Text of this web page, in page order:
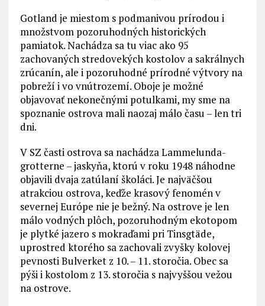
Gotland je miestom s podmanivou prírodou i
množstvom pozoruhodných historických
pamiatok. Nachádza sa tu viac ako 95
zachovaných stredovekých kostolov a sakrálnych
zrúcanín, ale i pozoruhodné prírodné výtvory na
pobreží i vo vnútrozemí. Oboje je možné
objavovať nekonečnými potulkami, my sme na
spoznanie ostrova mali naozaj málo času – len tri
dni.
V SZ časti ostrova sa nachádza Lammelunda-
grotterne – jaskyňa, ktorú v roku 1948 náhodne
objavili dvaja zatúlaní školáci. Je najväčšou
atrakciou ostrova, keďže krasový fenomén v
severnej Európe nie je bežný. Na ostrove je len
málo vodných plôch, pozoruhodným ekotopom
je plytké jazero s mokraďami pri Tinsgtäde,
uprostred ktorého sa zachovali zvyšky kolovej
pevnosti Bulverket z 10. – 11. storočia. Obec sa
pýši i kostolom z 13. storočia s najvyššou vežou
na ostrove.